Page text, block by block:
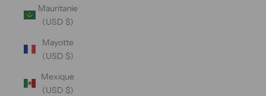
Mauritanie
(USD $)
Mayotte
(USD $)
Mexique
(USD $)